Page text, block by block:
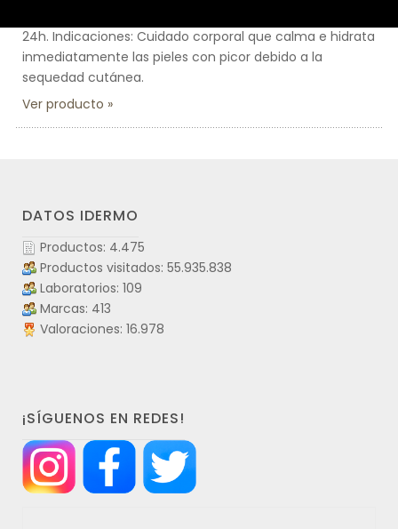
24h. Indicaciones: Cuidado corporal que calma e hidrata
inmediatamente las pieles con picor debido a la
sequedad cutánea.
Ver producto
DATOS IDERMO
Productos: 4.475
Productos visitados: 55.935.838
Laboratorios: 109
Marcas: 413
Valoraciones: 16.978
¡SÍGUENOS EN REDES!